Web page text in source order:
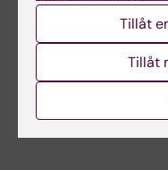
Tillåt
Tillåt